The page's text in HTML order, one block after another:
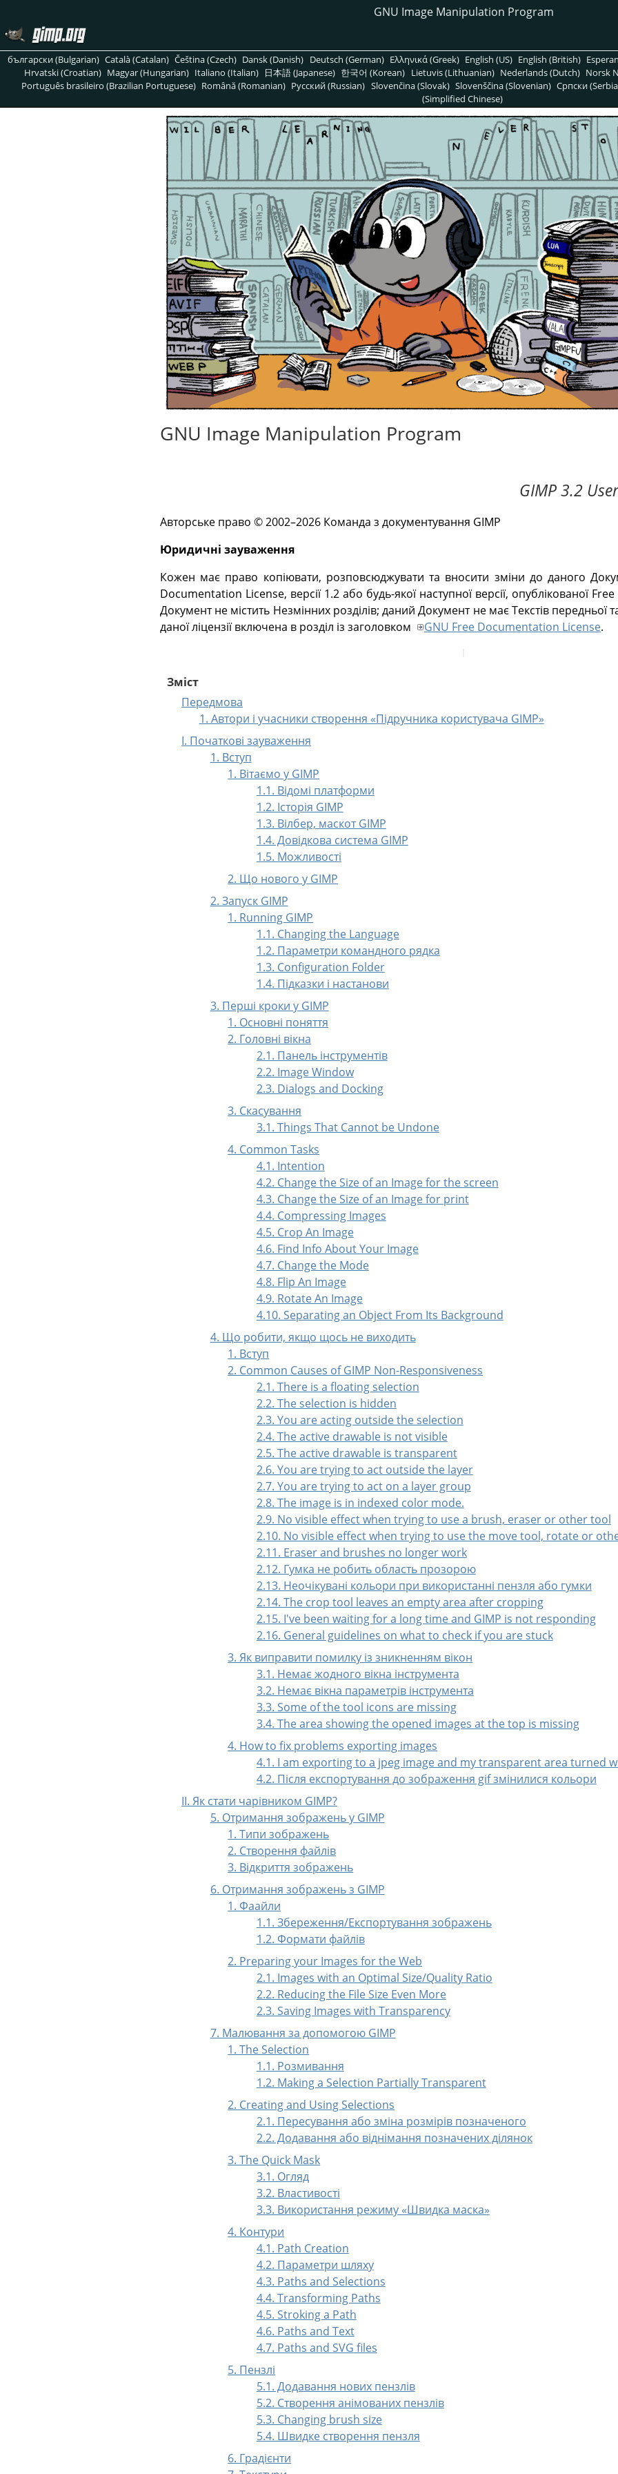
GNU Image Manipulation Program
български (Bulgarian) Català (Catalan) Čeština (Czech) Dansk (Danish) Deutsch (German) Ελληνικά (Greek) English (US) English (British)
Hrvatski (Croatian) Magyar (Hungarian) Italiano (Italian) 日本語 (Japanese) 한국어 (Korean) Lietuvis (Lithuanian) Nederlands (Dutch) Norsk
Português brasileiro (Brazilian Portuguese) Română (Romanian) Pусский (Russian) Slovenčina (Slovak) Slovenščina (Slovenian) Српски
(Simplified Chinese)
GNU Image Manipulation Program
GIMP 3.2
Авторське право © 2002–2026 Команда з документування GIMP
Юридичні зауваження
Кожен має право копіювати, розповсюджувати та вносити зміни до даного
Documentation License, версії 1.2 або будь-якої наступної версії, опублікованої
Документ не містить Незмінних розділів; даний Документ не має Текстів передньої
даної ліцензії включена в розділ із заголовком
GNU Free Documentation License.
Зміст
Передмова
1. Автори і учасники створення «Підручника користувача GIMP»
I. Початкові зауваження
1. Вступ
1. Вітаємо у GIMP
1.1. Відомі платформи
1.2. Історія GIMP
1.3. Вілбер, маскот GIMP
1.4. Довідкова система GIMP
1.5. Можливості
2. Що нового у GIMP
2. Запуск GIMP
1. Running GIMP
1.1. Changing the Language
1.2. Параметри командного рядка
1.3. Configuration Folder
1.4. Підказки і настанови
3. Перші кроки у GIMP
1. Основні поняття
2. Головні вікна
2.1. Панель інструментів
2.2. Image Window
2.3. Dialogs and Docking
3. Скасування
3.1. Things That Cannot be Undone
4. Common Tasks
4.1. Intention
4.2. Change the Size of an Image for the screen
4.3. Change the Size of an Image for print
4.4. Compressing Images
4.5. Crop An Image
4.6. Find Info About Your Image
4.7. Change the Mode
4.8. Flip An Image
4.9. Rotate An Image
4.10. Separating an Object From Its Background
4. Що робити, якщо щось не виходить
1. Вступ
2. Common Causes of GIMP Non-Responsiveness
2.1. There is a floating selection
2.2. The selection is hidden
2.3. You are acting outside the selection
2.4. The active drawable is not visible
2.5. The active drawable is transparent
2.6. You are trying to act outside the layer
2.7. You are trying to act on a layer group
2.8. The image is in indexed color mode.
2.9. No visible effect when trying to use a brush, eraser or other tool
2.10. No visible effect when trying to use the move tool, rotate or
2.11. Eraser and brushes no longer work
2.12. Гумка не робить область прозорою
2.13. Неочікувані кольори при використанні пензля або гумки
2.14. The crop tool leaves an empty area after cropping
2.15. I've been waiting for a long time and GIMP is not responding
2.16. General guidelines on what to check if you are stuck
3. Як виправити помилку із зникненням вікон
3.1. Немає жодного вікна інструмента
3.2. Немає вікна параметрів інструмента
3.3. Some of the tool icons are missing
3.4. The area showing the opened images at the top is missing
4. How to fix problems exporting images
4.1. I am exporting to a jpeg image and my transparent area turned
4.2. Після експортування до зображення gif змінилися кольори
II. Як стати чарівником GIMP?
5. Отримання зображень у GIMP
1. Типи зображень
2. Створення файлів
3. Відкриття зображень
6. Отримання зображень з GIMP
1. Фаайли
1.1. Збереження/Експортування зображень
1.2. Формати файлів
2. Preparing your Images for the Web
2.1. Images with an Optimal Size/Quality Ratio
2.2. Reducing the File Size Even More
2.3. Saving Images with Transparency
7. Малювання за допомогою GIMP
1. The Selection
1.1. Розмивання
1.2. Making a Selection Partially Transparent
2. Creating and Using Selections
2.1. Пересування або зміна розмірів позначеного
2.2. Додавання або віднімання позначених ділянок
3. The Quick Mask
3.1. Огляд
3.2. Властивості
3.3. Використання режиму «Швидка маска»
4. Контури
4.1. Path Creation
4.2. Параметри шляху
4.3. Paths and Selections
4.4. Transforming Paths
4.5. Stroking a Path
4.6. Paths and Text
4.7. Paths and SVG files
5. Пензлі
5.1. Додавання нових пензлів
5.2. Створення анімованих пензлів
5.3. Changing brush size
5.4. Швидке створення пензля
6. Градієнти